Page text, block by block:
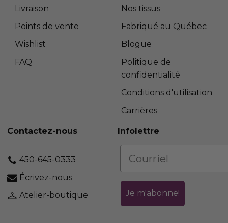
Livraison
Points de vente
Wishlist
FAQ
Nos tissus
Fabriqué au Québec
Blogue
Politique de
confidentialité
Conditions d'utilisation
Carrières
Contactez-nous
450-645-0333
Écrivez-nous
Atelier-boutique
Infolettre
Je m'abonne!